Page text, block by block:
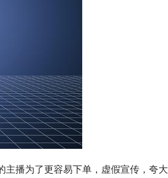
播为了更容易下单，虚假宣传，夸